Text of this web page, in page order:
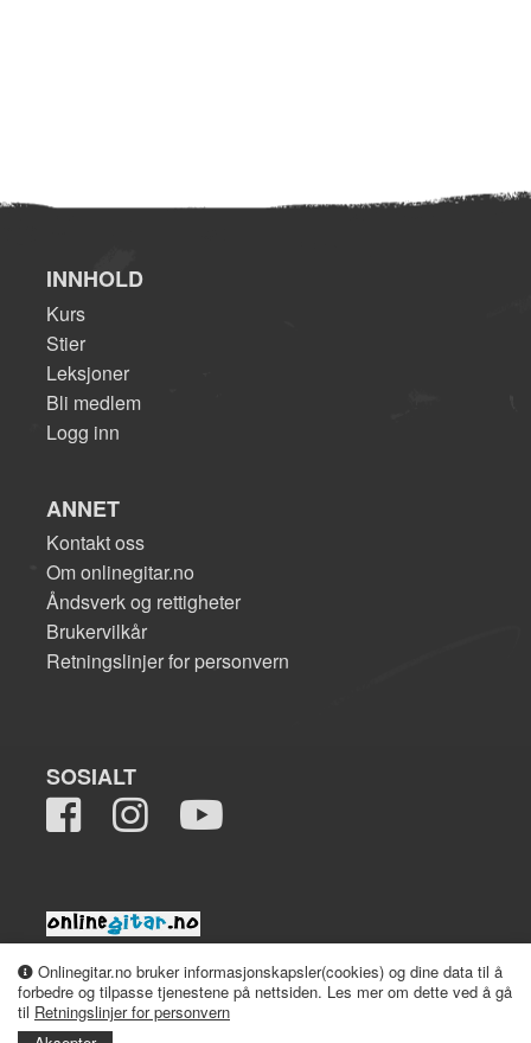
Onlinegitar.no bruker informasjonskapsler(cookies) og dine data til å
forbedre og tilpasse tjenestene på nettsiden. Les mer om dette ved å gå
til Retningslinjer for personvern
INNHOLD
Kurs
Stier
Leksjoner
Bli medlem
Logg inn
ANNET
Kontakt oss
Om onlinegitar.no
Åndsverk og rettigheter
Brukervilkår
Retningslinjer for personvern
SOSIALT
2008-2026 onlinegitar.no